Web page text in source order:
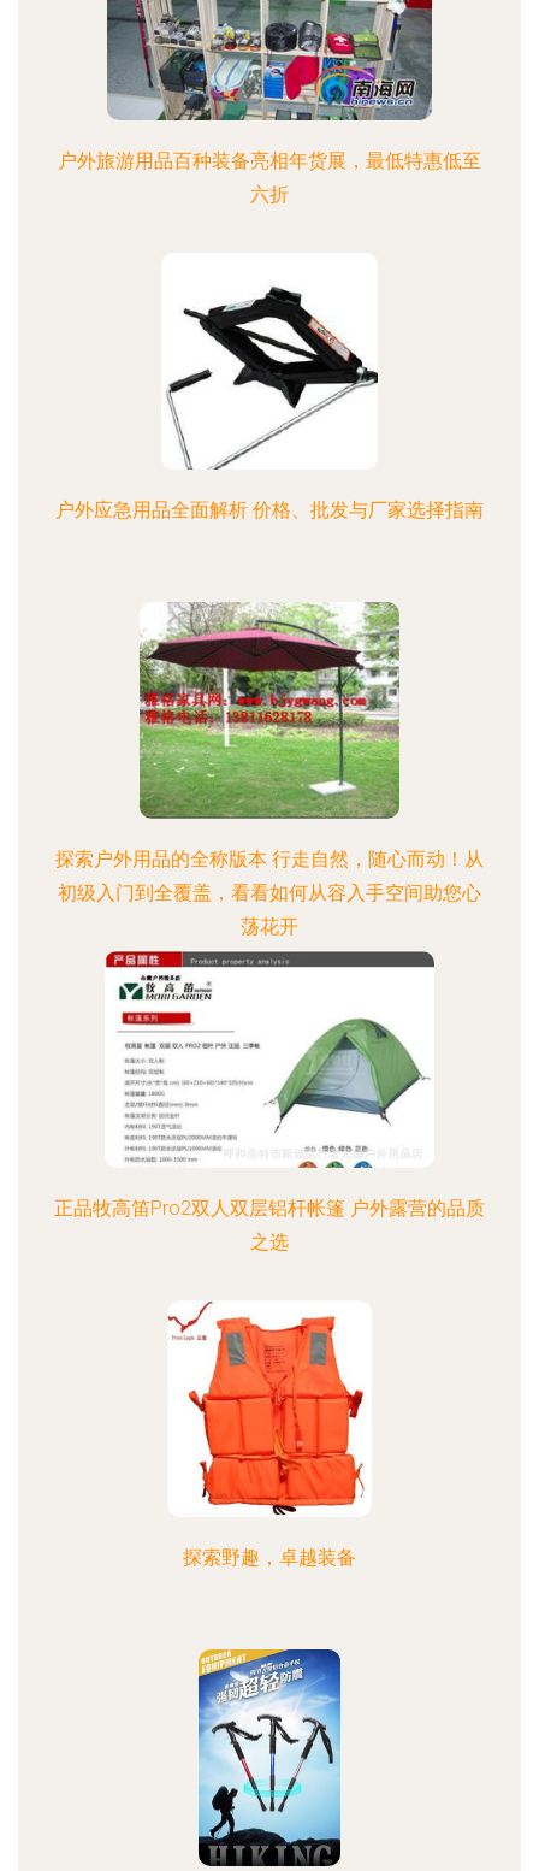
户外旅游用品百种装备亮相年货展，最低特惠低至
六折
户外应急用品全面解析 价格、批发与厂家选择指南
探索户外用品的全称版本 行走自然，随心而动！从
初级入门到全覆盖，看看如何从容入手空间助您心
荡花开
正品牧高笛Pro2双人双层铝杆帐篷 户外露营的品质
之选
探索野趣，卓越装备